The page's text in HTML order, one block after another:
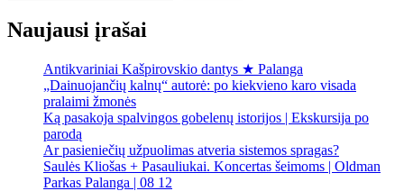
Naujausi įrašai
Antikvariniai Kašpirovskio dantys ★ Palanga
„Dainuojančių kalnų“ autorė: po kiekvieno karo visada
pralaimi žmonės
Ką pasakoja spalvingos gobelenų istorijos | Ekskursija po
parodą
Ar pasieniečių užpuolimas atveria sistemos spragas?
Saulės Kliošas + Pasauliukai. Koncertas šeimoms | Oldman
Parkas Palanga | 08 12